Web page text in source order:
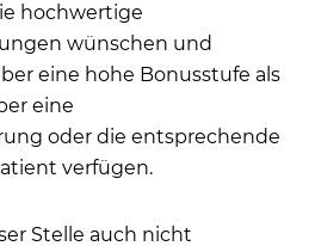
hochwertige
wünschen und
eine hohe Bonusstufe als
eine
oder die entsprechende
verfügen.
Stelle auch nicht